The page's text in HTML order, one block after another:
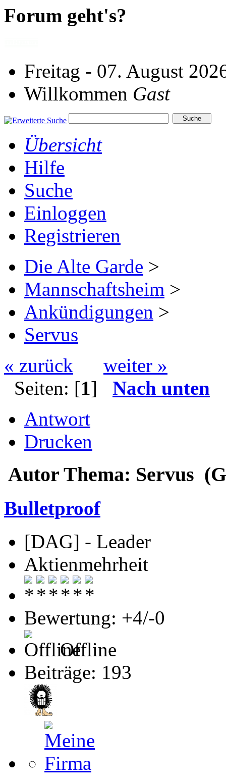
Forum geht's?
Freitag - 07. August
Willkommen Gast
Übersicht
Hilfe
Suche
Einloggen
Registrieren
Die Alte Garde >
Mannschaftsheim >
Ankündigungen >
Servus
« zurück
weiter »
Seiten: [1] Nach unten
Antwort
Drucken
Autor Thema: Servus
Bulletproof
[DAG] - Leader
Aktienmehrheit
Bewertung: +4/-0
Offline
Beiträge: 193